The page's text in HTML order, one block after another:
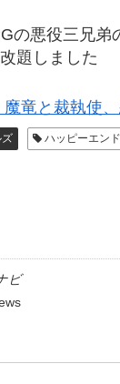
の悪役三兄弟
題しました
竜と裁執使
ズ ハッピーエンド
ビ